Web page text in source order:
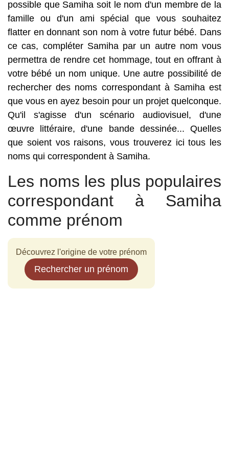
possible que Samiha soit le nom d'un membre de la
famille ou d'un ami spécial que vous souhaitez
flatter en donnant son nom à votre futur bébé. Dans
ce cas, compléter Samiha par un autre nom vous
permettra de rendre cet hommage, tout en offrant à
votre bébé un nom unique. Une autre possibilité de
rechercher des noms correspondant à Samiha est
que vous en ayez besoin pour un projet quelconque.
Qu'il s'agisse d'un scénario audiovisuel, d'une
œuvre littéraire, d'une bande dessinée... Quelles
que soient vos raisons, vous trouverez ici tous les
noms qui correspondent à Samiha.
Les noms les plus populaires
correspondant à Samiha
comme prénom
Découvrez l'origine de votre prénom
Rechercher un prénom